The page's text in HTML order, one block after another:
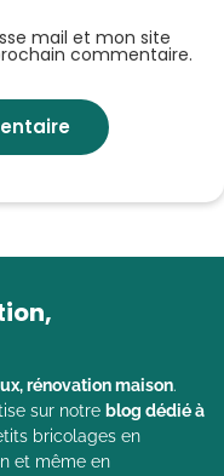
mail et mon site
commentaire.
rénovation maison.
sur notre blog dédié à
bricolages en
et même en